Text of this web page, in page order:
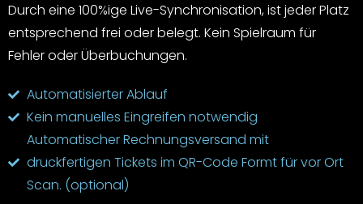
Durch eine 100%ige Live-Synchronisation, ist jeder Platz
entsprechend frei oder belegt. Kein Spielraum für
Fehler oder Überbuchungen.
Automatisierter Ablauf
Kein manuelles Eingreifen notwendig
Automatischer Rechnungsversand mit
druckfertigen Tickets im QR-Code Formt für vor Ort
Scan. (optional)